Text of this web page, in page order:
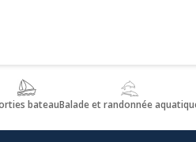
bateauBalade et randonnée